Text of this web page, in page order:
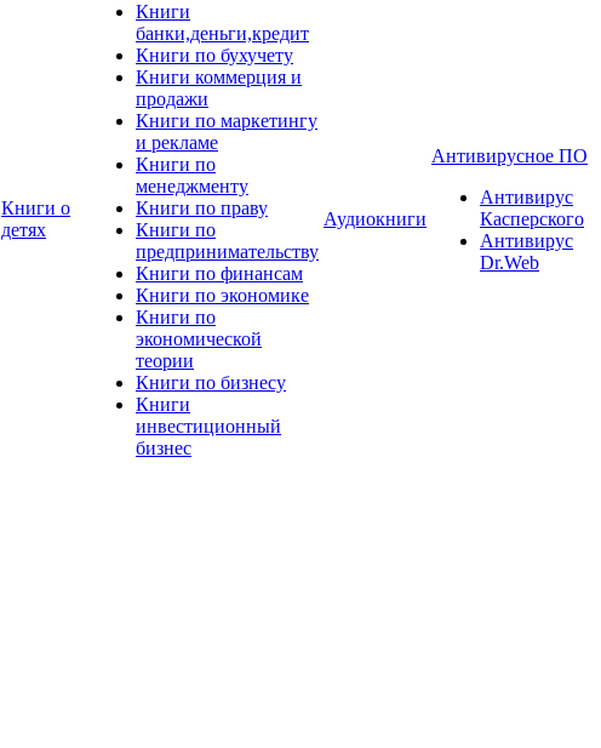
Книги о
детях
Книги
банки,деньги,кредит
Книги по бухучету
Книги коммерция и
продажи
Книги по маркетингу
и рекламе
Книги по
менеджменту
Книги по праву
Книги по
предпринимательству
Книги по финансам
Книги по экономике
Книги по
экономической
теории
Книги по бизнесу
Книги
инвестиционный
бизнес
Аудиокниги
Антивирусное ПО
Антивирус
Касперского
Антивирус
Dr.Web